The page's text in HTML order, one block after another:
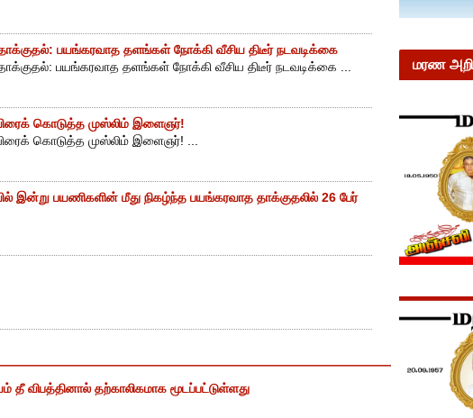
பயங்கரவாத தளங்கள் நோக்கி வீசிய திடீர் நடவடிக்கை
பயங்கரவாத தளங்கள் நோக்கி வீசிய திடீர் நடவடிக்கை ...
கொடுத்த முஸ்லிம் இளைஞர்!
கொடுத்த முஸ்லிம் இளைஞர்! ...
இன்று பயணிகளின் மீது நிகழ்ந்த பயங்கரவாத தாக்குதலில் 26 பேர்
தீ விபத்தினால் தற்காலிகமாக மூடப்பட்டுள்ளது
மரண